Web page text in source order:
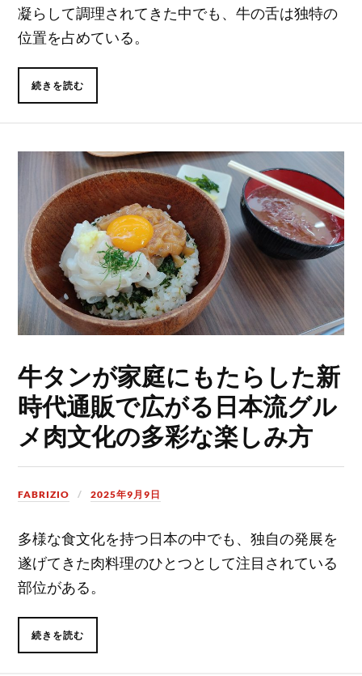
凝らして調理されてきた中でも、牛の舌は独特の
位置を占めている。
続きを読む
牛タンが家庭にもたらした新
時代通販で広がる日本流グル
メ肉文化の多彩な楽しみ方
FABRIZIO 2025年9月9日
多様な食文化を持つ日本の中でも、独自の発展を
遂げてきた肉料理のひとつとして注目されている
部位がある。
続きを読む